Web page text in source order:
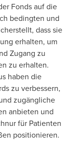
Fonds auf die
bedingten und
dass sie
erhalten, um
Zugang zu
zu erhalten.
haben die
zu verbessern,
zugängliche
anbieten und
für Patienten
positionieren.